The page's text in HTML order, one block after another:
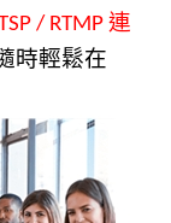
/ RTMP 連
時輕鬆在